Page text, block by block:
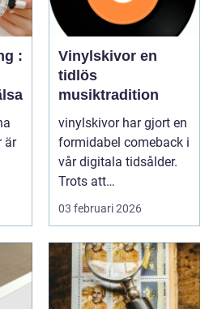
:
är
Vinylskivor en
tidlös
musiktradition
vinylskivor har gjort en
formidabel comeback i
vår digitala tidsålder.
Trots att
musikstreaming är m...
03 februari 2026